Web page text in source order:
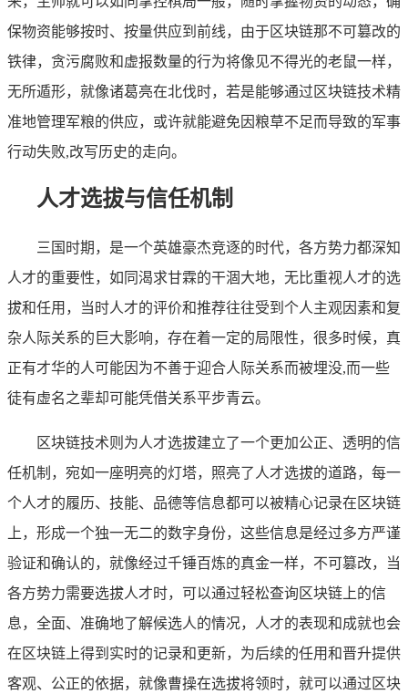
保物资能够按时、按量供应到前线，由于区块链那不可篡改的
铁律，贪污腐败和虚报数量的行为将像见不得光的老鼠一样，
无所遁形，就像诸葛亮在北伐时，若是能够通过区块链技术精
准地管理军粮的供应，或许就能避免因粮草不足而导致的军事
行动失败,改写历史的走向。
人才选拔与信任机制
三国时期，是一个英雄豪杰竞逐的时代，各方势力都深知
人才的重要性，如同渴求甘霖的干涸大地，无比重视人才的选
拔和任用，当时人才的评价和推荐往往受到个人主观因素和复
杂人际关系的巨大影响，存在着一定的局限性，很多时候，真
正有才华的人可能因为不善于迎合人际关系而被埋没,而一些
徒有虚名之辈却可能凭借关系平步青云。
区块链技术则为人才选拔建立了一个更加公正、透明的信
任机制，宛如一座明亮的灯塔，照亮了人才选拔的道路，每一
个人才的履历、技能、品德等信息都可以被精心记录在区块链
上，形成一个独一无二的数字身份，这些信息是经过多方严谨
验证和确认的，就像经过千锤百炼的真金一样，不可篡改，当
各方势力需要选拔人才时，可以通过轻松查询区块链上的信
息，全面、准确地了解候选人的情况，人才的表现和成就也会
在区块链上得到实时的记录和更新，为后续的任用和晋升提供
客观、公正的依据，就像曹操在选拔将领时，就可以通过区块